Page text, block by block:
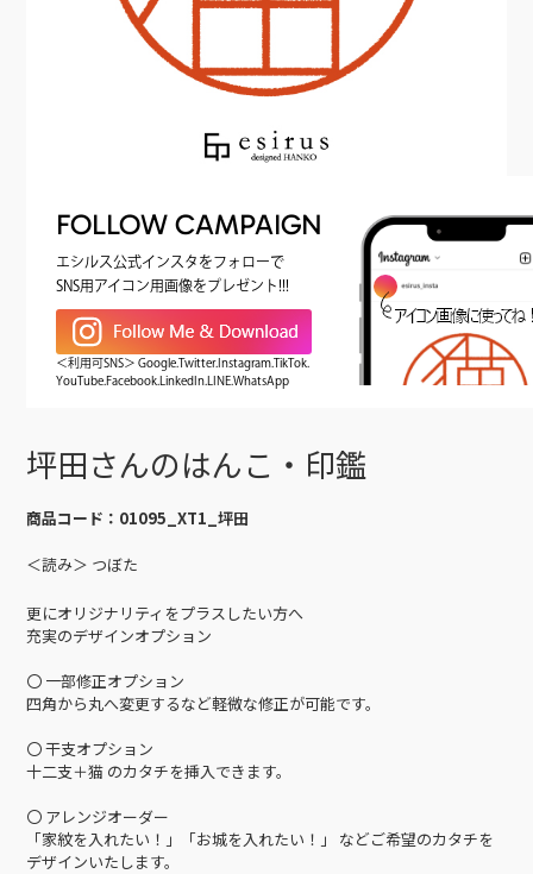
FOLLOW CAMPAIGN
エシルス公式インスタをフォローで
SNS用アイコン用画像をプレゼント!!!
＜利用可SNS＞ Google.Twitter.Instagram.TikTok.
YouTube.Facebook.LinkedIn.LINE.WhatsApp
坪田さんのはんこ・印鑑
商品コード： 01095_XT1_坪田
＜読み＞ つぼた
更にオリジナリティをプラスしたい方へ
充実のデザインオプション
〇 一部修正オプション
四角から丸へ変更するなど軽微な修正が可能です。
〇 干支オプション
十二支＋猫 のカタチを挿入できます。
〇 アレンジオーダー
「家紋を入れたい！」「お城を入れたい！」 などご希望のカタチを
デザインいたします。